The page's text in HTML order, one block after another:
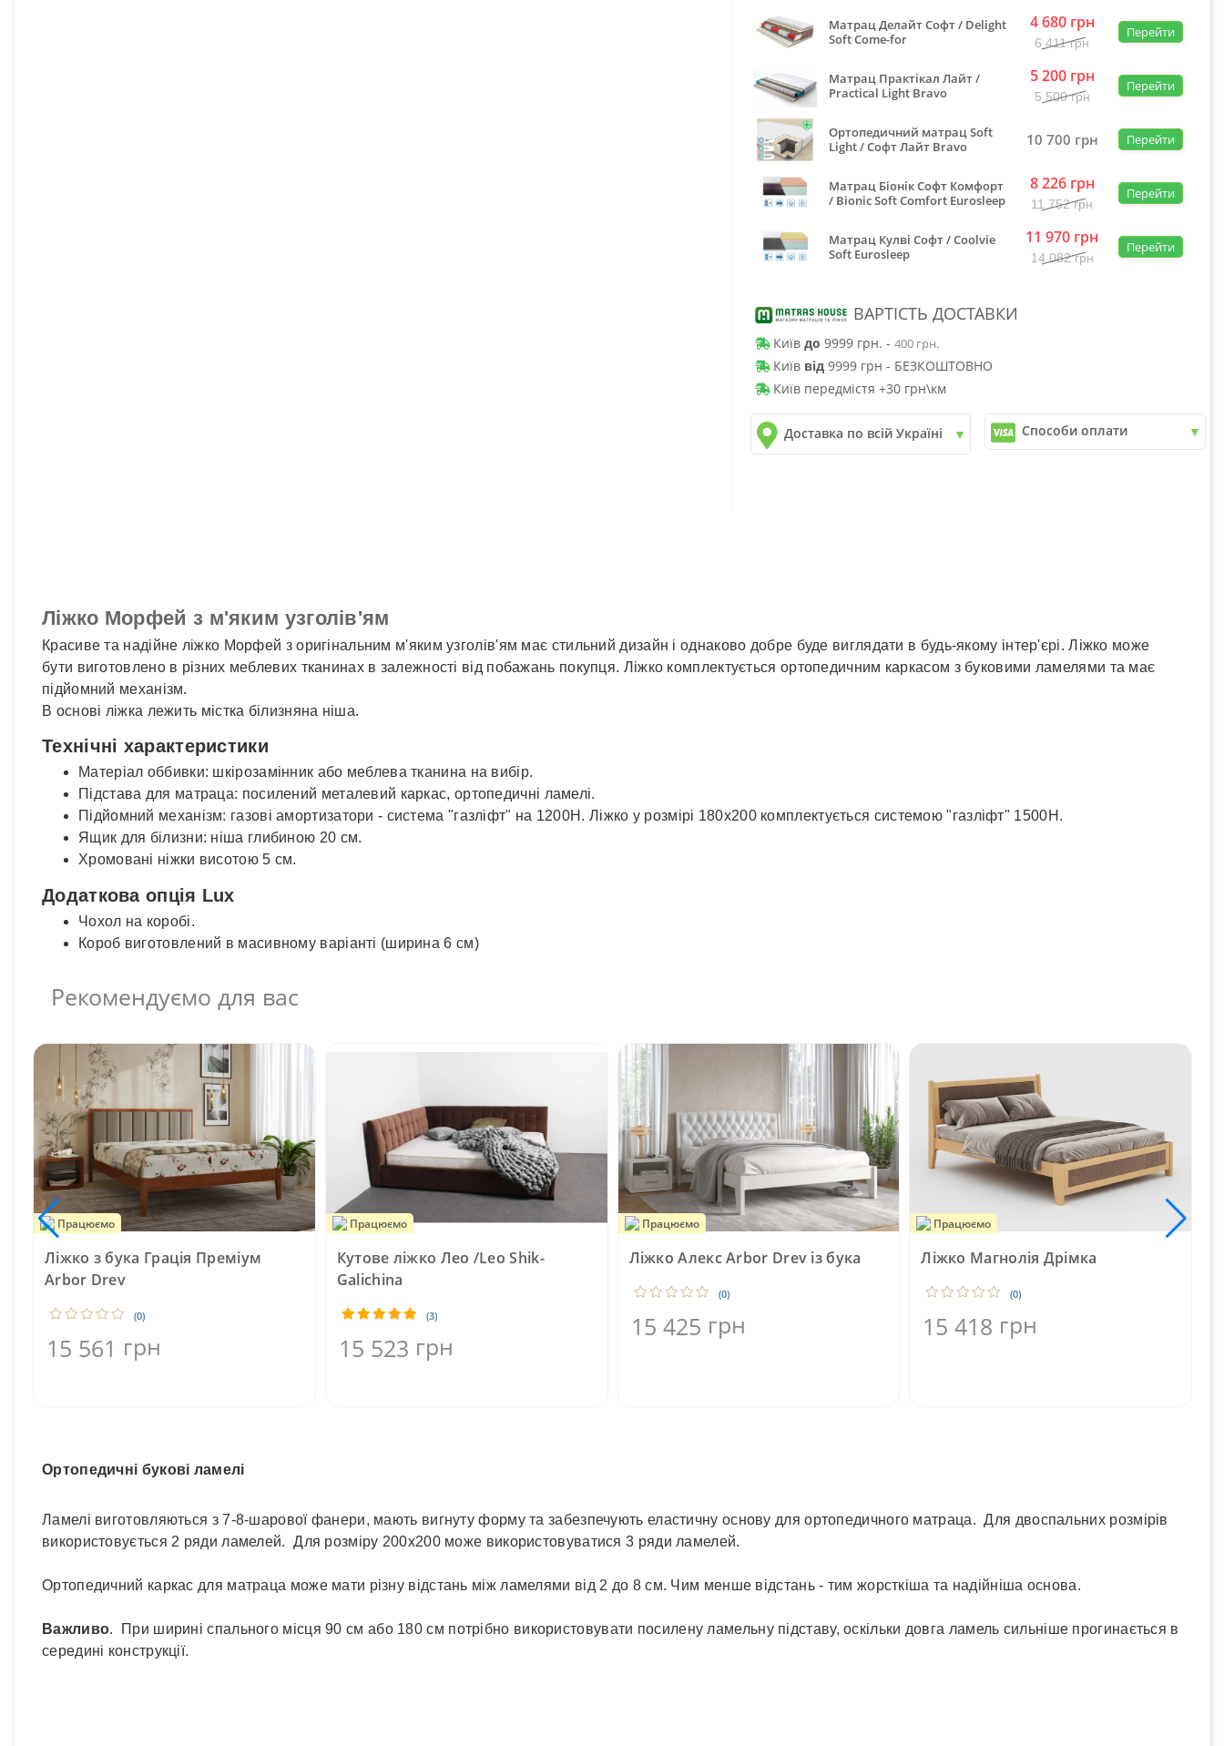
Матрац Делайт Софт / Delight
Soft Come-for
4 680 грн
6 411грн
Перейти
Матрац Практікал Лайт /
Practical Light Bravo
5 200 грн
5 500грн
Перейти
Ортопедичний матрац Soft
Light / Софт Лайт Bravo
10 700 грн Перейти
Матрац Біонік Софт Комфорт
/ Bionic Soft Comfort Eurosleep
8 226 грн
11 752грн
Перейти
Матрац Кулві Софт / Coolvie
Soft Eurosleep
11 970 грн
14 082грн
Перейти
ВАРТІСТЬ ДОСТАВКИ
Київ до 9999 грн. - 400 грн.
Київ від9999 грн - БЕЗКОШТОВНО
Київ передмістя +30 грн\км
Доставка по всій Україні Способи оплати
Ліжко Морфей з м'яким узголів'ям
Красиве та надійне ліжко Морфей з оригінальним м'яким узголів'ям має стильний дизайн і однаково добре буде виглядати в будь-якому інтер'єрі. Ліжко може
бути виготовлено в різних меблевих тканинах в залежності від побажань покупця. Ліжко комплектується ортопедичним каркасом з буковими ламелями та має
підйомний механізм.
В основі ліжка лежить містка білизняна ніша.
Технічні характеристики
Матеріал оббивки: шкірозамінник або меблева тканина на вибір.
Підстава для матраца: посилений металевий каркас, ортопедичні ламелі.
Підйомний механізм: газові амортизатори - система "газліфт" на 1200Н. Ліжко у розмірі 180x200 комплектується системою "газліфт" 1500Н.
Ящик для білизни: ніша глибиною 20 см.
Хромовані ніжки висотою 5 см.
Додаткова опція Lux
Чохол на коробі.
Короб виготовлений в масивному варіанті (ширина 6 см)
Рекомендуємо для вас
Працюємо
Ліжко з бука Грація Преміум
Arbor Drev
(0)
15 561 грн
Працюємо
Кутове ліжко Лео /Leo Shik-
Galichina
(3)
15 523 грн
Працюємо
Ліжко Алекс Arbor Drev із бука
(0)
15 425 грн
Працюємо
Ліжко Магнолія Дрімка
(0)
15 418 грн
Ортопедичні букові ламелі
Ламелі виготовляються з 7-8-шарової фанери, мають вигнуту форму та забезпечують еластичну основу для ортопедичного матраца. Для двоспальних розмірів
використовується 2 ряди ламелей. Для розміру 200х200 може використовуватися 3 ряди ламелей.
Ортопедичний каркас для матраца може мати різну відстань між ламелями від 2 до 8 см. Чим менше відстань - тим жорсткіша та надійніша основа.
Важливо. При ширині спального місця 90 см або 180 см потрібно використовувати посилену ламельну підставу, оскільки довга ламель сильніше прогинається в
середині конструкції.